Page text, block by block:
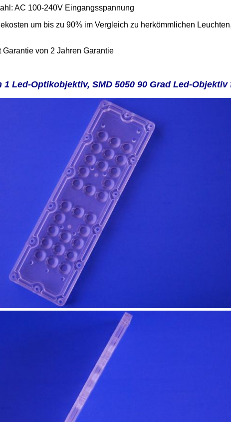
AC 100-240V Eingangsspannung
um bis zu 90% im Vergleich zu herkömmlichen
von 2 Jahren Garantie
1 Led-Optikobjektiv, SMD 5050 90 Grad Led-